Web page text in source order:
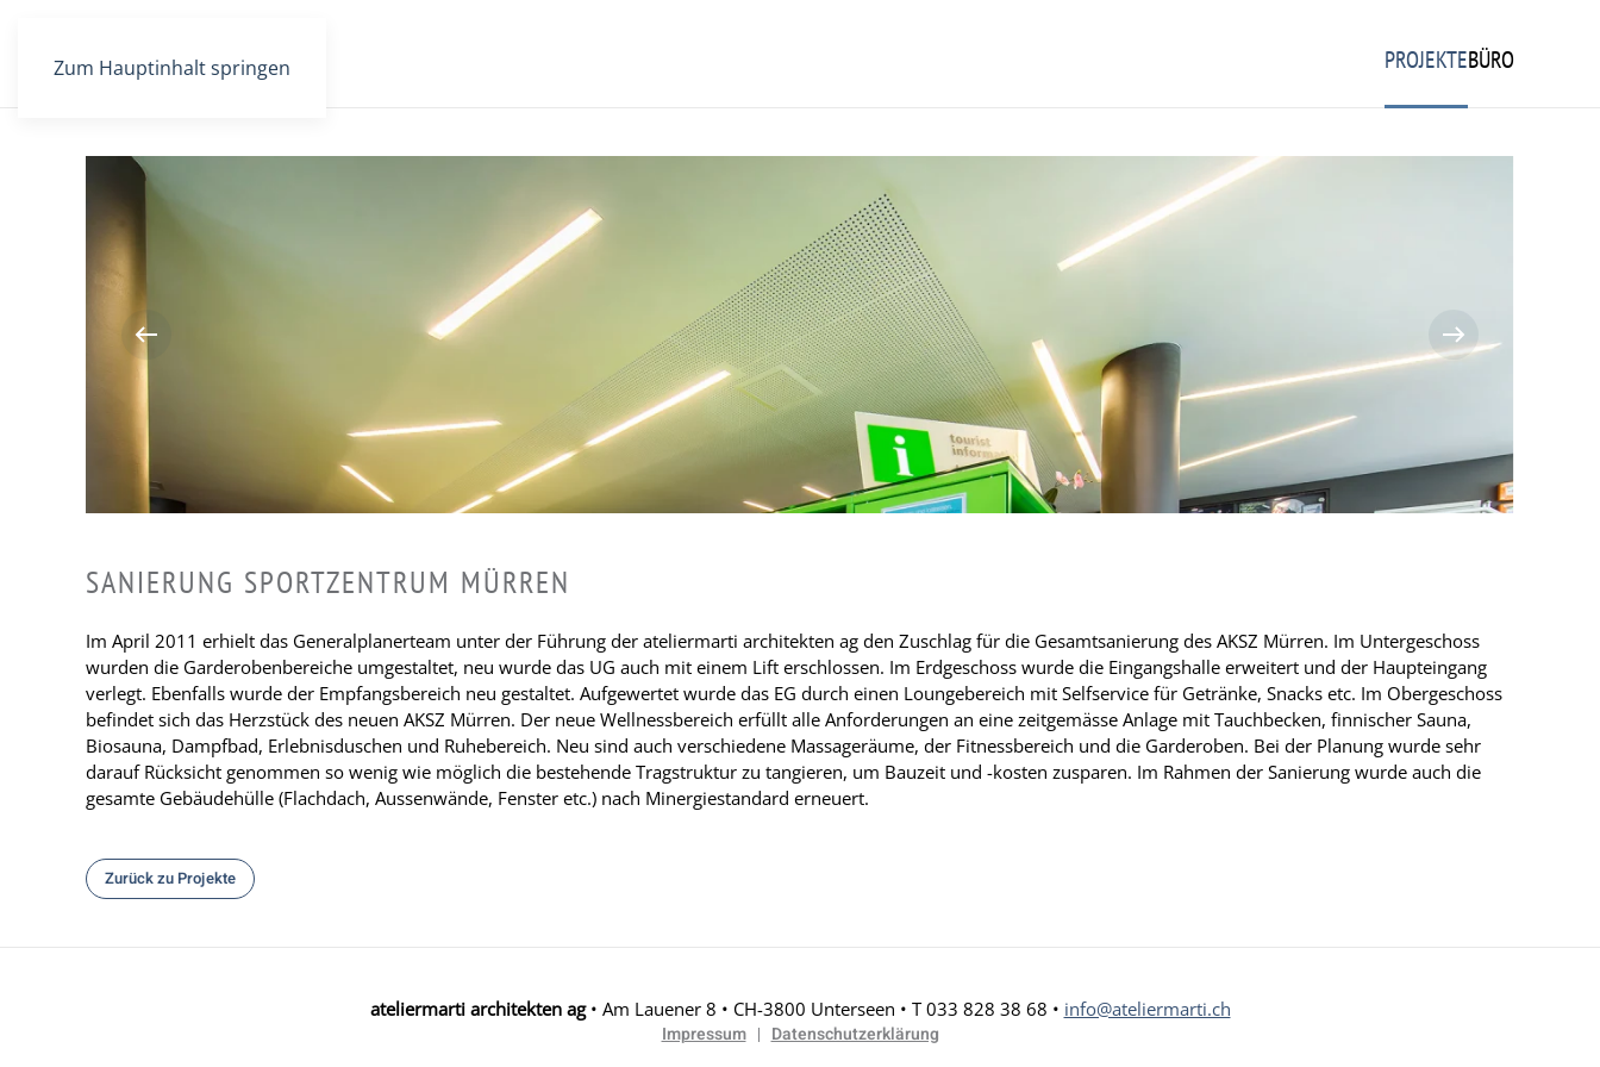
Zum Hauptinhalt springen PROJEKTEBÜRO
SANIERUNG SPORTZENTRUM MÜRREN
Im April 2011 erhielt das Generalplanerteam unter der Führung der ateliermarti architekten ag den Zuschlag für die Gesamtsanierung des AKSZ Mürren. Im Untergeschoss
wurden die Garderobenbereiche umgestaltet, neu wurde das UG auch mit einem Lift erschlossen. Im Erdgeschoss wurde die Eingangshalle erweitert und der Haupteingang
verlegt. Ebenfalls wurde der Empfangsbereich neu gestaltet. Aufgewertet wurde das EG durch einen Loungebereich mit Selfservice für Getränke, Snacks etc. Im Obergeschoss
befindet sich das Herzstück des neuen AKSZ Mürren. Der neue Wellnessbereich erfüllt alle Anforderungen an eine zeitgemässe Anlage mit Tauchbecken, finnischer Sauna,
Biosauna, Dampfbad, Erlebnisduschen und Ruhebereich. Neu sind auch verschiedene Massageräume, der Fitnessbereich und die Garderoben. Bei der Planung wurde sehr
darauf Rücksicht genommen so wenig wie möglich die bestehende Tragstruktur zu tangieren, um Bauzeit und -kosten zusparen. Im Rahmen der Sanierung wurde auch die
gesamte Gebäudehülle (Flachdach, Aussenwände, Fenster etc.) nach Minergiestandard erneuert.
Zurück zu Projekte
ateliermarti architekten ag• Am Lauener 8 • CH-3800 Unterseen • T 033 828 38 68 • info@ateliermarti.ch
Impressum Datenschutzerklärung